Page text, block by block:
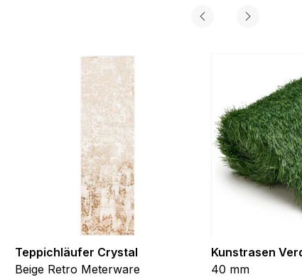
Teppichläufer Crystal
Beige Retro Meterware
Kunstrasen
40 mm